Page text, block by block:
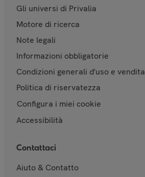
Gli universi di Privalia
Motore di ricerca
Note legali
Informazioni obbligatorie
Condizioni generali d'uso e vendita
Politica di riservatezza
Configura i miei cookie
Accessibilità
Contattaci
Aiuto & Contatto